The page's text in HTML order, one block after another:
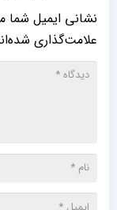
نشانی ایمیل شما
علامت‌گذاری